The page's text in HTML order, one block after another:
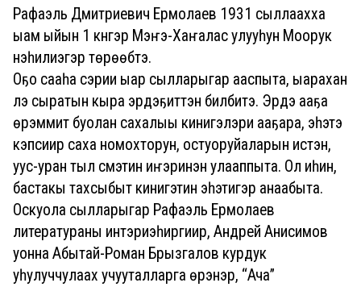
Рафаэль Дмитриевич Ермолаев 1931 сыллаахха
ыам ыйын 1 күнүгэр Мэҥэ-Хаҥалас улууһун Моорук
нэһилиэгэр төрөөбүтэ.
Оҕо сааһа сэрии ыар сылларыгар ааспыта, ыарахан
үлэ сыратын кыра эрдэҕиттэн билбитэ. Эрдэ ааҕа
үөрэммит буолан сахалыы кинигэлэри ааҕара, эһэтэ
кэпсиир саха номохторун, остуоруйаларын истэн,
уус-уран тыл сүмэтин иҥэринэн улааппыта. Ол иһин,
бастакы тахсыбыт кинигэтин эһэтигэр анаабыта.
Оскуола сылларыгар Рафаэль Ермолаев
литератураны интэриэһиргиир, Андрей Анисимов
уонна Абытай-Роман Брызгалов курдук
уһулуччулаах учууталларга үөрэнэр, “Ача”